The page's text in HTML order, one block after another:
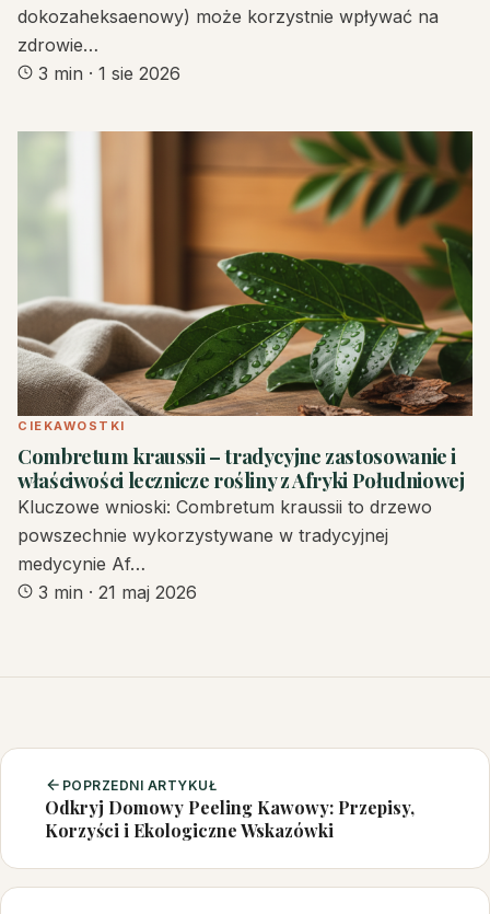
dokozaheksaenowy) może korzystnie wpływać na
zdrowie…
3 min · 1 sie 2026
CIEKAWOSTKI
Combretum kraussii – tradycyjne zastosowanie i
właściwości lecznicze rośliny z Afryki Południowej
Kluczowe wnioski: Combretum kraussii to drzewo
powszechnie wykorzystywane w tradycyjnej
medycynie Af…
3 min · 21 maj 2026
POPRZEDNI ARTYKUŁ
Odkryj Domowy Peeling Kawowy: Przepisy,
Korzyści i Ekologiczne Wskazówki